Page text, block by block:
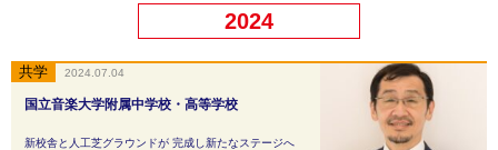
2024
国立音楽大学附属中学校・高等学校
新校舎と人工芝グラウンドが 完成し新たなステージへ
2024.07.04